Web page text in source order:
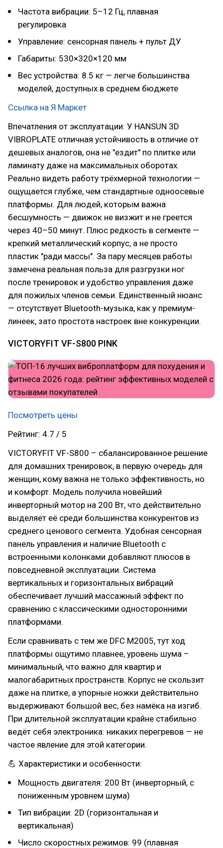
Частота вибрации: 5–12 Гц, плавная
регулировка
Управление: сенсорная панель + пульт ДУ
Габариты: 530×320×120 мм
Вес устройства: 8.5 кг — легче большинства
моделей, доступных в среднем бюджете
Ссылка на Я Маркет
Впечатления от эксплуатации: У HANSUN 3D
VIBROPLATE отличная устойчивость в отличие от
дешевых аналогов, она не "ездит" по плитке или
ламинату даже на максимальных оборотах.
Реально видеть работу трёхмерной технологии —
ощущается глубже, чем стандартные одноосевые
платформы. Для людей, которым важна
бесшумность — движок не визжит и не греется
через 40–50 минут. Плюс редкость в сегменте —
крепкий металлический корпус, а не просто
пластик "ради массы". За пару месяцев работы
замечена реальная польза для разгрузки ног
после тренировок и удобство управления даже
для пожилых членов семьи. Единственный нюанс
— отсутствует Bluetooth-музыка, как у премиум-
линеек, зато простота настроек вне конкуренции.
VICTORYFIT VF-S800 PINK
Посмотреть цены
Рейтинг: 4.7 / 5
VICTORYFIT VF-S800 – сбалансированное решение
для домашних тренировок, в первую очередь для
женщин, кому важна не только эффективность, но
и комфорт. Модель получила новейший
инверторный мотор на 200 Вт, что действительно
выделяет её среди большинства конкурентов из
среднего ценового сегмента. Удобная сенсорная
панель управления и наличие Bluetooth с
встроенными колонками добавляют плюсов в
повседневной эксплуатации. Система
вертикальных и горизонтальных вибраций
обеспечивает лучший массажный эффект по
сравнению с классическими односторонними
платформами.
Если сравнивать с тем же DFC M2005, тут ход
платформы ощутимо плавнее, уровень шума –
минимальный, что важно для квартир и
малогабаритных пространств. Корпус не скользит
даже на плитке, а упорные ножки действительно
выдерживают большой вес, без намёка на изгиб.
При длительной эксплуатации крайне стабильно
ведёт себя электроника: никаких перегревов — не
частое явление для этой категории.
💪 Характеристики и особенности:
Мощность двигателя: 200 Вт (инверторный, с
пониженным уровнем шума)
Тип вибрации: 2D (горизонтальная и
вертикальная)
Число скоростных режимов: 99 (плавная